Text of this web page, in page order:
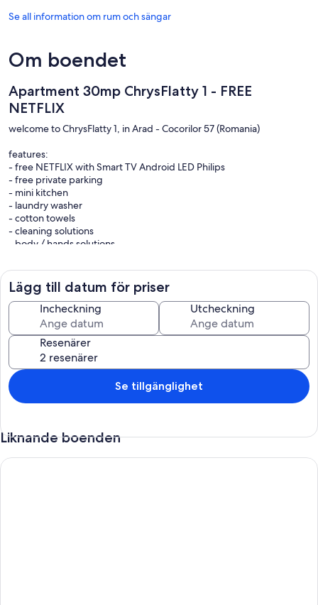
Se all information om rum och sängar
Om boendet
Apartment 30mp ChrysFlatty 1 - FREE
NETFLIX
welcome to ChrysFlatty 1, in Arad - Cocorilor 57 (Romania)
features:
- free NETFLIX with Smart TV Android LED Philips
- free private parking
- mini kitchen
- laundry washer
- cotton towels
- cleaning solutions
- body / hands solutions
Near us (1min):
- tram
- supermarkets and stores
- restaurants and fastfoods
Check-in 12:00 PM or flexible, check-out until 10:00 AM.
Thank you for visiting.
Lägg till datum för priser
Incheckning Utcheckning
Resenärer
Se tillgänglighet
Liknande boenden
ARI - ARED Luxurious Apartments